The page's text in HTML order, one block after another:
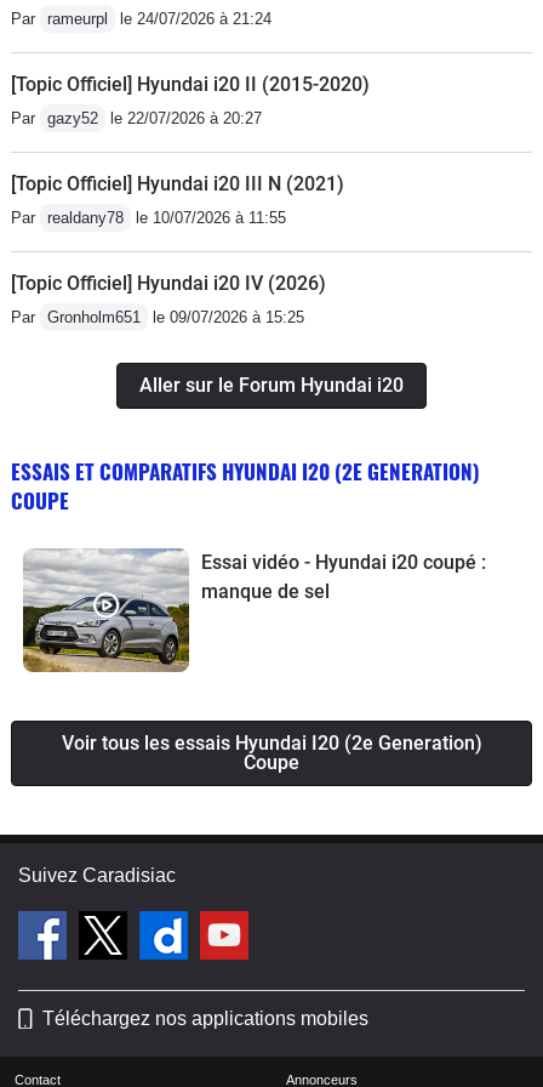
peut-être un peu plus d'insonorisation, mais j'adore le
bruit du moteur.Très bon confort avec siège à mémoire
de forme, vous pouvez clairement effectué de long
trajet sans vous plaindre de la position.
Par rameurpl le 24/07/2026 à 21:24
[Topic Officiel] Hyundai i20 II (2015-2020)
Par gazy52 le 22/07/2026 à 20:27
[Topic Officiel] Hyundai i20 III N (2021)
Par realdany78 le 10/07/2026 à 11:55
[Topic Officiel] Hyundai i20 IV (2026)
Par Gronholm651 le 09/07/2026 à 15:25
Aller sur le Forum Hyundai i20
ESSAIS ET COMPARATIFS HYUNDAI I20 (2E GENERATION)
COUPE
Essai vidéo - Hyundai i20 coupé :
manque de sel
Voir tous les essais Hyundai I20 (2e Generation)
Coupe
Suivez Caradisiac
Téléchargez nos applications mobiles
Contact Annonceurs